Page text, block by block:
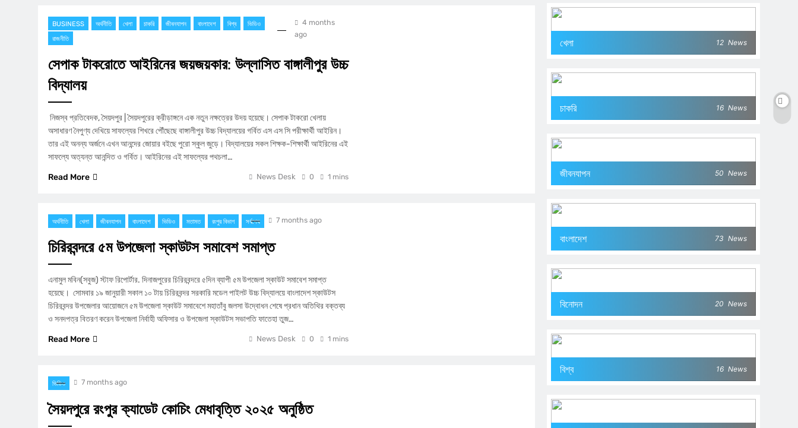
BUSINESS অর্থনীতি খেলা চাকরি জীবনযাপন বাংলাদেশ বিশ্ব
ভিডিও
রাজনীতি
4 months
ago
সেপাক টাকরোতে আইরিনের জয়জয়কার: উল্লাসিত বাঙ্গালীপুর উচ্চ
বিদ্যালয়
​ ​নিজস্ব প্রতিবেদক, সৈয়দপুর | সৈয়দপুরের ক্রীড়াঙ্গনে এক নতুন নক্ষত্রের উদয় হয়েছে। সেপাক টাকরো খেলায়
অসাধারণ নৈপুণ্য দেখিয়ে সাফল্যের শিখরে পৌঁছেছে বাঙ্গালীপুর উচ্চ বিদ্যালয়ের গর্বিত এস এস সি পরীক্ষার্থী আইরিন।
তার এই অনন্য অর্জনে এখন আনন্দের জোয়ার বইছে পুরো স্কুল জুড়ে। বিদ্যালয়ের সকল শিক্ষক-শিক্ষার্থী আইরিনের এই
সাফল্যে অত্যন্ত আনন্দিত ও গর্বিত। ​আইরিনের এই সাফল্যের পথচলা…
Read More
News Desk 0 1 mins
অর্থনীতি খেলা জীবনযাপন বাংলাদেশ ভিডিও মতামত রংপুর বিভাগ সর্বশেষ 7 months ago
চিরিরবন্দরে ৫ম উপজেলা স্কাউটস সমাবেশ সমাপ্ত
এনামুল মবিন(সবুজ) স্টাফ রিপোর্টার. দিনাজপুরের চিরিরবন্দরে ৫দিন ব্যাপী ৫ম উপজেলা স্কাউট সমাবেশ সমাপ্ত
হয়েছে। সোমবার ১৯ জানুয়ারী সকাল ১০ টায় চিরিরবন্দর সরকারি মডেল পাইলট উচ্চ বিদ্যালয়ে বাংলাদেশ স্কাউটস
চিরিরবন্দর উপজেলার আয়োজনে ৫ম উপজেলা স্কাউট সমাবেশে মহাতাঁবু জলসা উদ্বোধন শেষে প্রধান অতিথির বক্তব্য
ও সনদপত্র বিতরণ করেন উপজেলা নির্বাহী অফিসার ও উপজেলা স্কাউটস সভাপতি ফাতেহা তুজ…
Read More
News Desk 0 1 mins
ভিডিও 7 months ago
সৈয়দপুরে রংপুর ক্যাডেট কোচিং মেধাবৃত্তি ২০২৫ অনুষ্ঠিত
খেলা 12 News
চাকরি 16 News
জীবনযাপন 50 News
বাংলাদেশ 73 News
বিনোদন 20 News
বিশ্ব 16 News